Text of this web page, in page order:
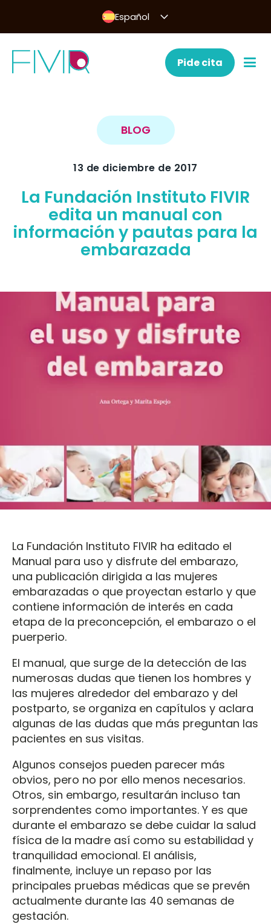
Español
Pide cita
BLOG
13 de diciembre de 2017
La Fundación Instituto FIVIR
edita un manual con
información y pautas para la
embarazada
La Fundación Instituto FIVIR ha editado el
Manual para uso y disfrute del embarazo,
una publicación dirigida a las mujeres
embarazadas o que proyectan estarlo y que
contiene información de interés en cada
etapa de la preconcepción, el embarazo o el
puerperio.
El manual, que surge de la detección de las
numerosas dudas que tienen los hombres y
las mujeres alrededor del embarazo y del
postparto, se organiza en capítulos y aclara
algunas de las dudas que más preguntan las
pacientes en sus visitas.
Algunos consejos pueden parecer más
obvios, pero no por ello menos necesarios.
Otros, sin embargo, resultarán incluso tan
sorprendentes como importantes. Y es que
durante el embarazo se debe cuidar la salud
física de la madre así como su estabilidad y
tranquilidad emocional. El análisis,
finalmente, incluye un repaso por las
principales pruebas médicas que se prevén
actualmente durante las 40 semanas de
gestación.